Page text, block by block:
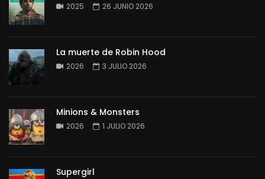
2025 26 JUNIO 2026
La muerte de Robin Hood
2026 3 JULIO 2026
Minions & Monsters
2026 1 JULIO 2026
Supergirl